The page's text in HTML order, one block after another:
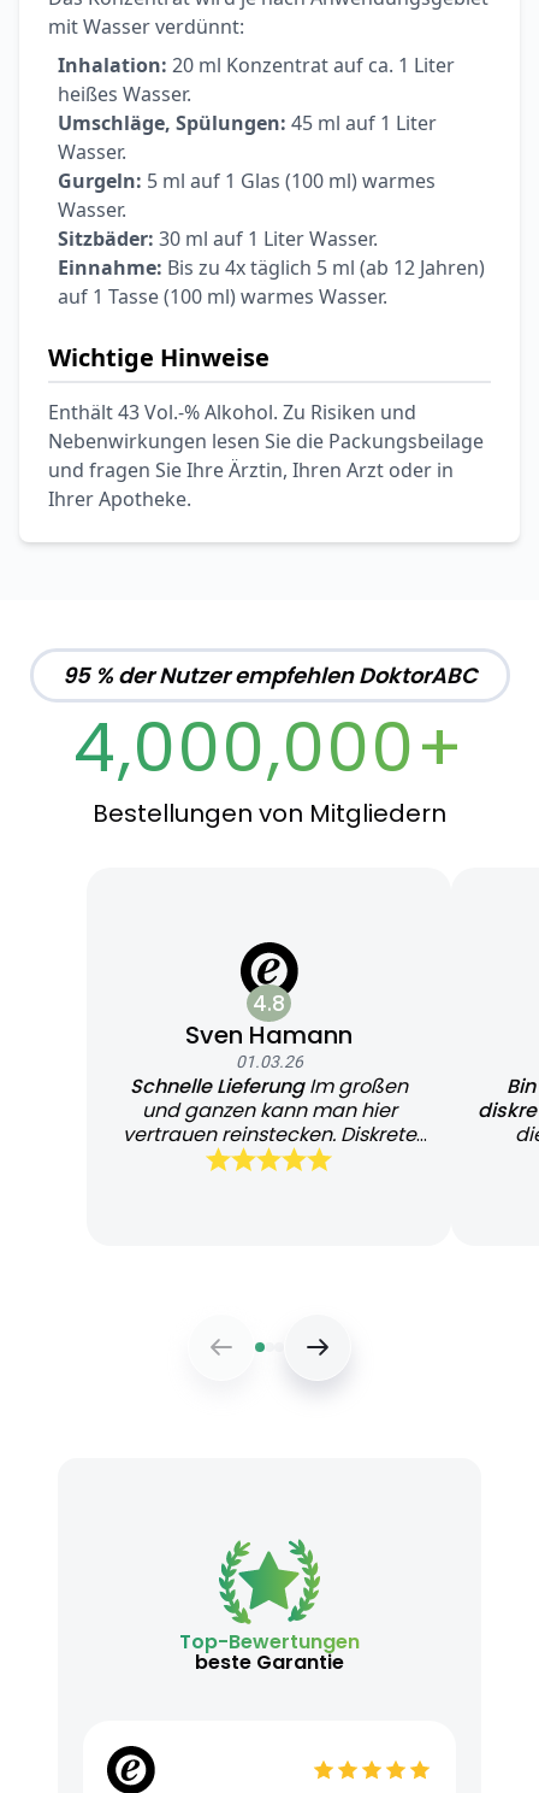
mit Wasser verdünnt:
Inhalation: 20 ml Konzentrat auf ca. 1 Liter
heißes Wasser.
Umschläge, Spülungen: 45 ml auf 1 Liter
Wasser.
Gurgeln: 5 ml auf 1 Glas (100 ml) warmes
Wasser.
Sitzbäder: 30 ml auf 1 Liter Wasser.
Einnahme: Bis zu 4x täglich 5 ml (ab 12 Jahren)
auf 1 Tasse (100 ml) warmes Wasser.
Wichtige Hinweise
Enthält 43 Vol.-% Alkohol. Zu Risiken und
Nebenwirkungen lesen Sie die Packungsbeilage
und fragen Sie Ihre Ärztin, Ihren Arzt oder in
Ihrer Apotheke.
95 % der Nutzer empfehlen DoktorABC
4,000,000+
Bestellungen von Mitgliedern
4.8
Sven Hamann
01.03.26
Schnelle LieferungIm großen
und ganzen kann man hier
vertrauen reinstecken. Diskrete
und schnelle Lieferung
Top-Bewertungen
beste Garantie